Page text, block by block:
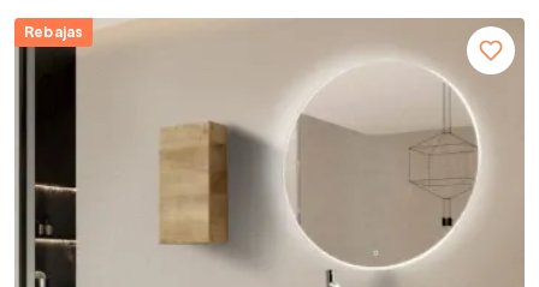
Rebajas